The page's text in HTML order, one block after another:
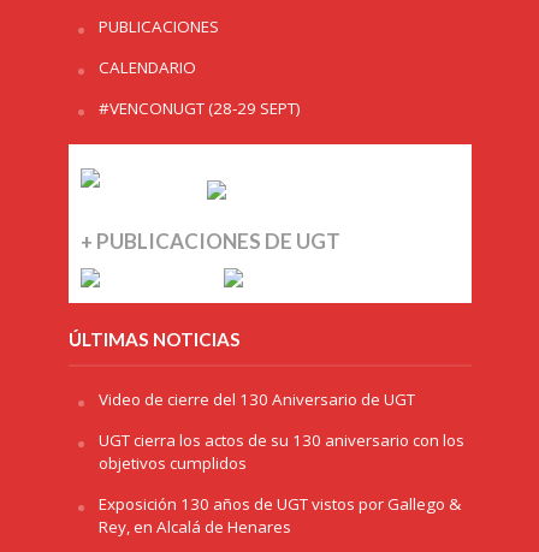
PUBLICACIONES
CALENDARIO
#VENCONUGT (28-29 SEPT)
+ PUBLICACIONES DE UGT
ÚLTIMAS NOTICIAS
Video de cierre del 130 Aniversario de UGT
UGT cierra los actos de su 130 aniversario con los
objetivos cumplidos
Exposición 130 años de UGT vistos por Gallego &
Rey, en Alcalá de Henares